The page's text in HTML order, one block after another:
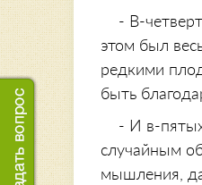
- В-
этом был
редкими
быть
- И в-
случайным
мышления,